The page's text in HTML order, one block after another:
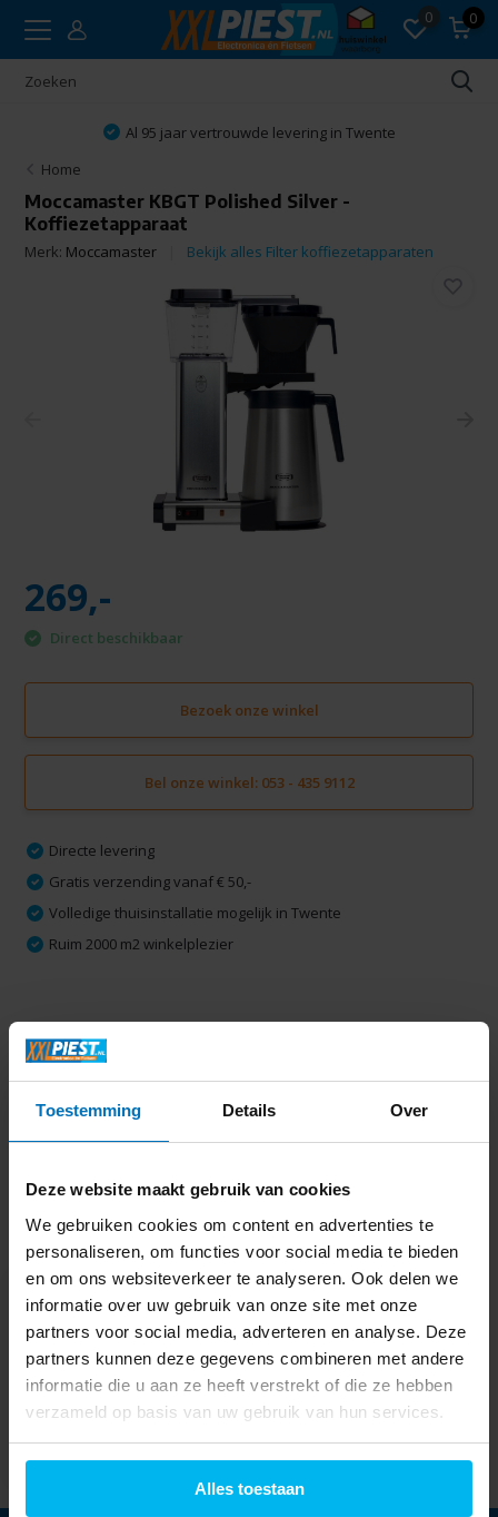
Toestemming Details Over
Deze website maakt gebruik van cookies
We gebruiken cookies om content en advertenties te
personaliseren, om functies voor social media te bieden
en om ons websiteverkeer te analyseren. Ook delen we
informatie over uw gebruik van onze site met onze
partners voor social media, adverteren en analyse. Deze
partners kunnen deze gegevens combineren met andere
informatie die u aan ze heeft verstrekt of die ze hebben
verzameld op basis van uw gebruik van hun services.
Alles toestaan
0 0
Al 95 jaar vertrouwde levering in Twente
Home
Moccamaster KBGT Polished Silver -
Koffiezetapparaat
Merk: Moccamaster Bekijk alles Filter koffiezetapparaten
269,-
Direct beschikbaar
Bezoek onze winkel
Bel onze winkel: 053 - 435 9112
Directe levering
Gratis verzending vanaf € 50,-
Volledige thuisinstallatie mogelijk in Twente
Ruim 2000 m2 winkelplezier
Laatst bekeken
Moccamaster KBGT
Polished Silver -
Koffiezetapparaat